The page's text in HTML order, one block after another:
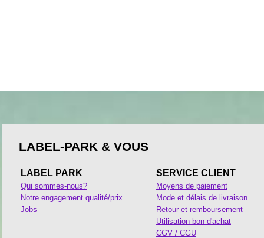
LABEL-PARK & VOUS
LABEL PARK
Qui sommes-nous?
Notre engagement qualité/prix
Jobs
SERVICE CLIENT
Moyens de paiement
Mode et délais de livraison
Retour et remboursement
Utilisation bon d'achat
CGV / CGU